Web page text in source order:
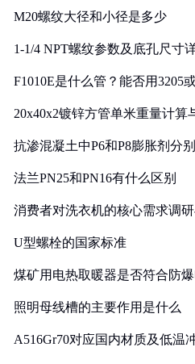
M20螺纹大径和小径是多少
1-1/4 NPT螺纹参数及底孔尺寸
F1010E是什么管？能否用3205
20x40x2镀锌方管单米重量计算
抗渗混凝土中P6和P8膨胀剂分
法兰PN25和PN16有什么区别
消费者对洗衣机的核心需求调
U型螺栓的国家标准
煤矿用电热取暖器是否符合防
照明母线槽的主要作用是什么
A516Gr70对应国内材质及低温